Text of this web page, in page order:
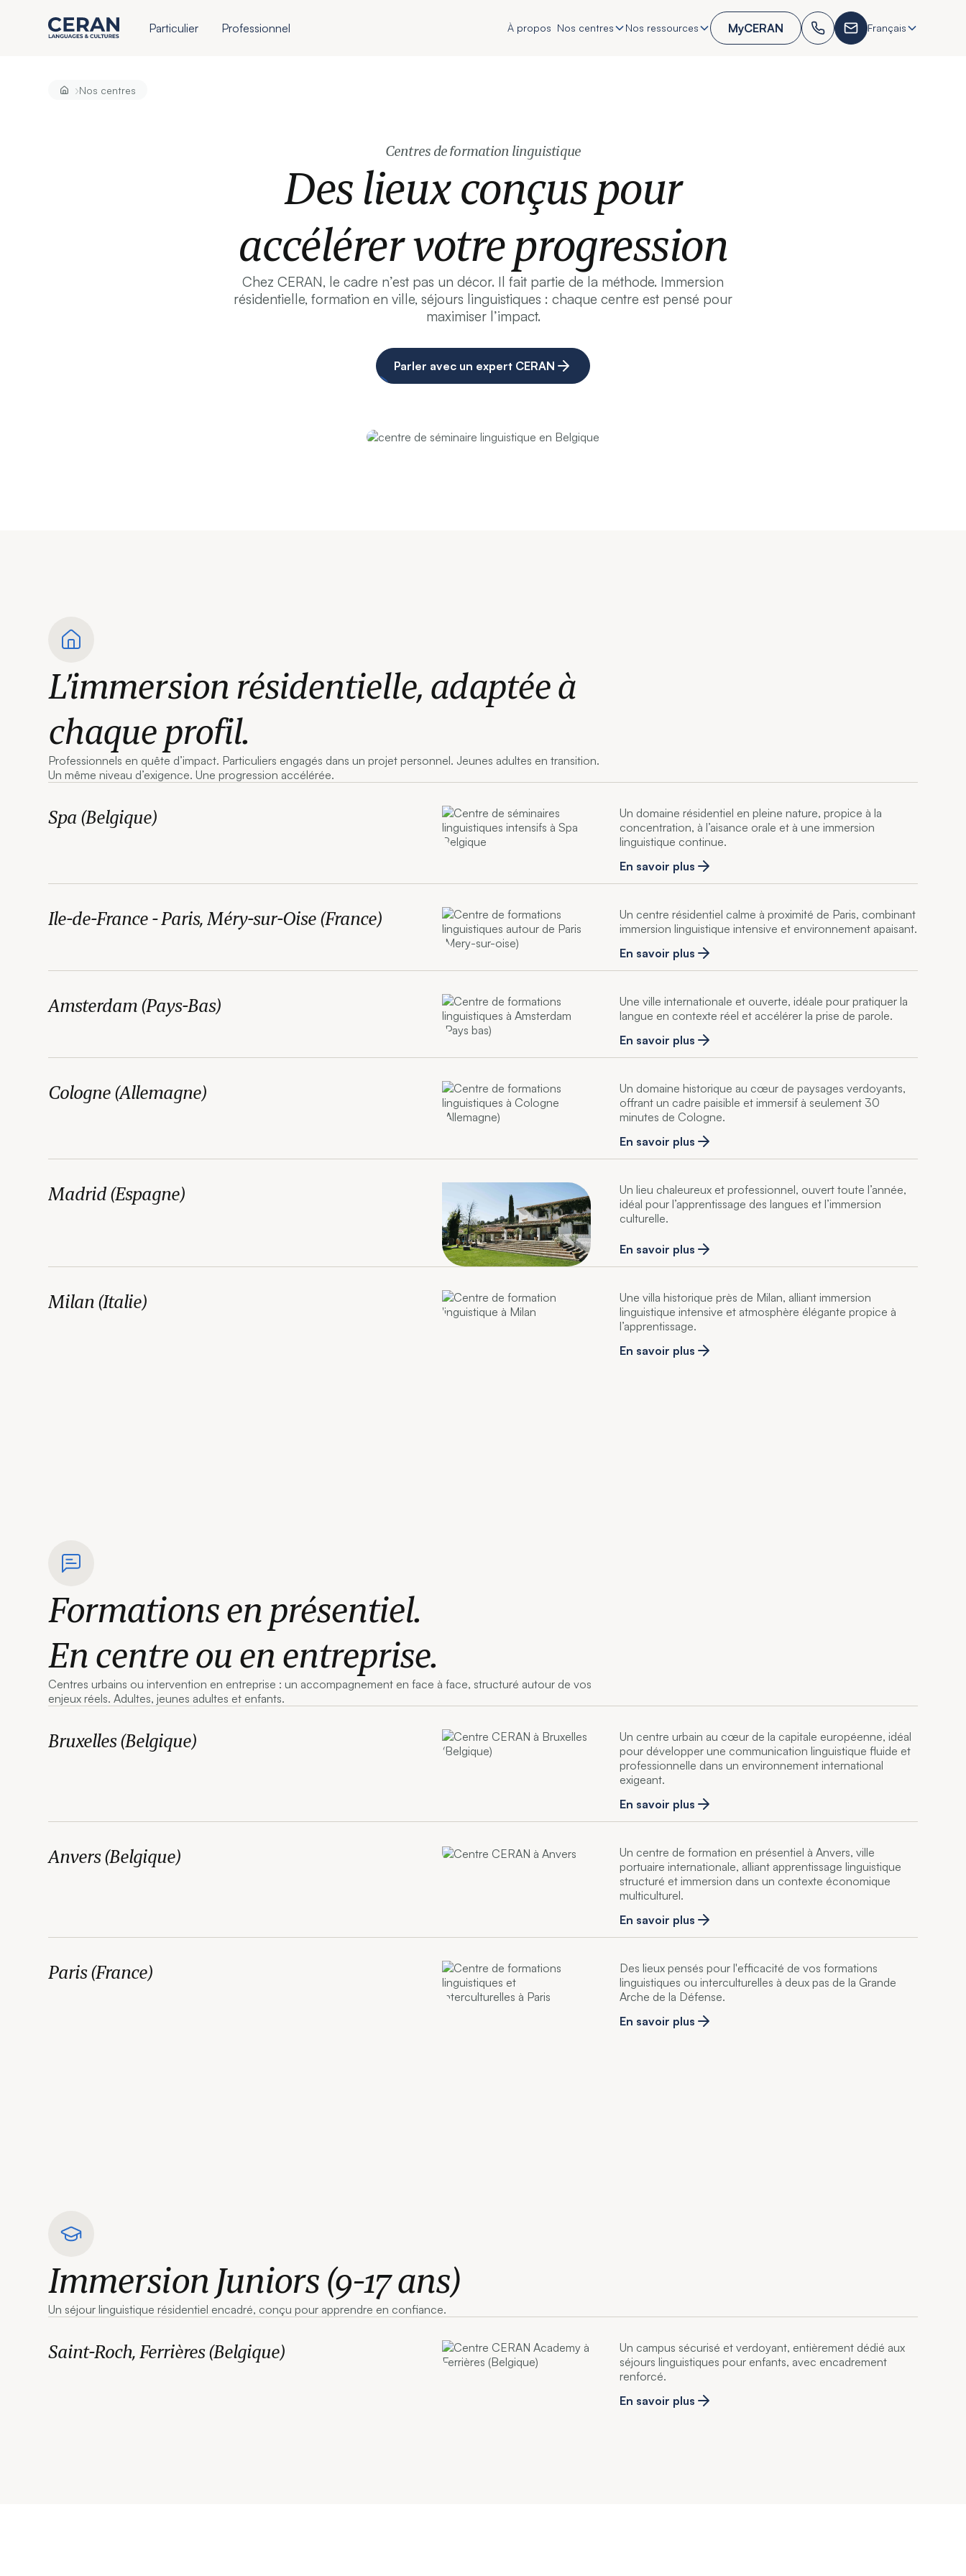
Particulier Professionnel À propos Nos centres Nos ressources MyCERAN Français
›Nos centres
Centres de formation linguistique
Des lieux conçus pour
accélérer votre progression
Chez CERAN, le cadre n’est pas un décor. Il fait partie de la méthode. Immersion
résidentielle, formation en ville, séjours linguistiques : chaque centre est pensé pour
maximiser l’impact.
Parler avec un expert CERAN
L’immersion résidentielle, adaptée à
chaque profil.
Professionnels en quête d’impact. Particuliers engagés dans un projet personnel. Jeunes adultes en transition.
Un même niveau d’exigence. Une progression accélérée.
Spa (Belgique)
Un domaine résidentiel en pleine nature, propice à la
concentration, à l’aisance orale et à une immersion
linguistique continue.
En savoir plus
Ile-de-France - Paris, Méry-sur-Oise (France)
Un centre résidentiel calme à proximité de Paris, combinant
immersion linguistique intensive et environnement apaisant.
En savoir plus
Amsterdam (Pays-Bas)
Une ville internationale et ouverte, idéale pour pratiquer la
langue en contexte réel et accélérer la prise de parole.
En savoir plus
Cologne (Allemagne)
Un domaine historique au cœur de paysages verdoyants,
offrant un cadre paisible et immersif à seulement 30
minutes de Cologne.
En savoir plus
Madrid (Espagne)
Un lieu chaleureux et professionnel, ouvert toute l’année,
idéal pour l’apprentissage des langues et l’immersion
culturelle.
En savoir plus
Milan (Italie)
Une villa historique près de Milan, alliant immersion
linguistique intensive et atmosphère élégante propice à
l’apprentissage.
En savoir plus
Formations en présentiel.
En centre ou en entreprise.
Centres urbains ou intervention en entreprise : un accompagnement en face à face, structuré autour de vos
enjeux réels. Adultes, jeunes adultes et enfants.
Bruxelles (Belgique)
Un centre urbain au cœur de la capitale européenne, idéal
pour développer une communication linguistique fluide et
professionnelle dans un environnement international
exigeant.
En savoir plus
Anvers (Belgique)
Un centre de formation en présentiel à Anvers, ville
portuaire internationale, alliant apprentissage linguistique
structuré et immersion dans un contexte économique
multiculturel.
En savoir plus
Paris (France)
Des lieux pensés pour l'efficacité de vos formations
linguistiques ou interculturelles à deux pas de la Grande
Arche de la Défense.
En savoir plus
Immersion Juniors (9-17 ans)
Un séjour linguistique résidentiel encadré, conçu pour apprendre en confiance.
Saint-Roch, Ferrières (Belgique)
Un campus sécurisé et verdoyant, entièrement dédié aux
séjours linguistiques pour enfants, avec encadrement
renforcé.
En savoir plus